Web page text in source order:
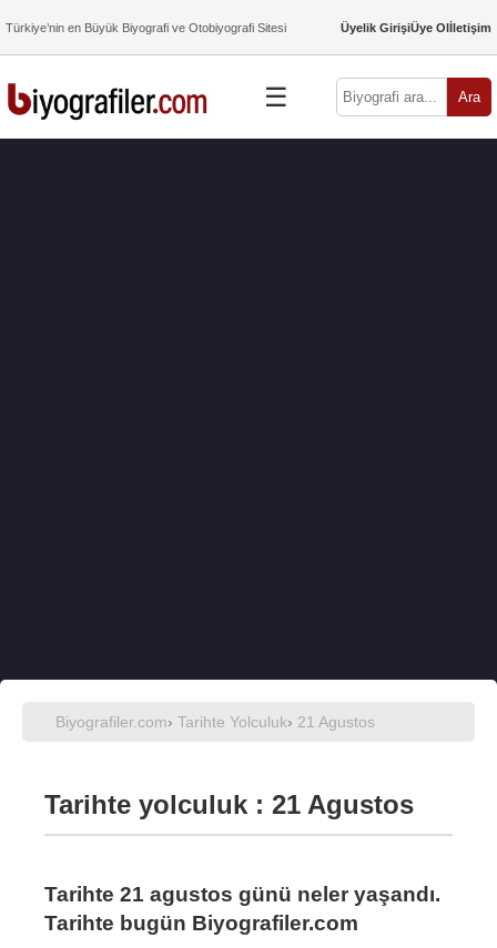
Türkiye’nin en Büyük Biyografi ve Otobiyografi Sitesi Üyelik GirişiÜye Olİletişim
☰ Ara
Biyografiler.com› Tarihte Yolculuk› 21 Agustos
Tarihte yolculuk : 21 Agustos
Tarihte 21 agustos günü neler yaşandı.
Tarihte bugün Biyografiler.com